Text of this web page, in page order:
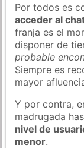
Por todos es
acceder al
franja es el
disponer de
probable
Siempre es
mayor
Y por contra,
madrugada
nivel de
menor.